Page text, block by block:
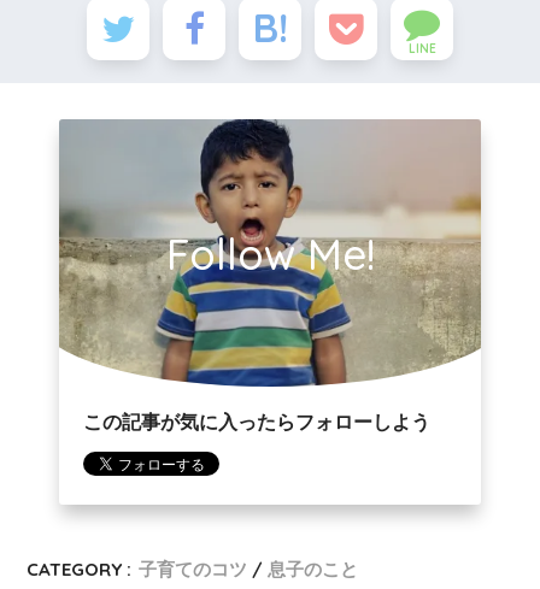
LINE
Follow Me!
この記事が気に入ったらフォローしよう
CATEGORY : 子育てのコツ
息子のこと